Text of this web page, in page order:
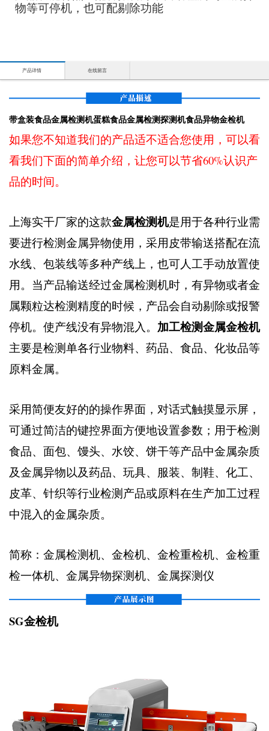
物等可停机，也可配剔除功能
产品详情 在线留言
带盒装食品金属检测机蛋糕食品金属检测探测机食品异物金检机
如果您不知道我们的产品适不适合您使用，可以看
看我们下面的简单介绍，让您可以节省60%认识产
品的时间。
上海实干厂家的这款金属检测机是用于各种行业需
要进行检测金属异物使用，采用皮带输送搭配在流
水线、包装线等多种产线上，也可人工手动放置使
用。当产品输送经过金属检测机时，有异物或者金
属颗粒达检测精度的时候，产品会自动剔除或报警
停机。使产线没有异物混入。 加工检测金属金检机
主要是检测单各行业物料、药品、食品、化妆品等
原料金属。
采用简便友好的的操作界面，对话式触摸显示屏，
可通过简洁的键控界面方便地设置参数；用于检测
食品、面包、馒头、水饺、饼干等产品中金属杂质
及金属异物以及药品、玩具、服装、制鞋、化工、
皮革、针织等行业检测产品或原料在生产加工过程
中混入的金属杂质。
简称：金属检测机、金检机、金检重检机、金检重
检一体机、金属异物探测机、金属探测仪
SG金检机